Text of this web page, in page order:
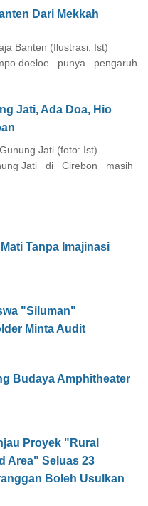
Dari Mekkah
Banten (Ilustrasi: Ist)
doeloe punya pengaruh
Jati, Ada Doa, Hio
Jati (foto: Ist)
Jati di Cirebon masih
Tanpa Imajinasi
"Siluman"
Minta Audit
Budaya Amphitheater
Proyek "Rural
Area" Seluas 23
Boleh Usulkan